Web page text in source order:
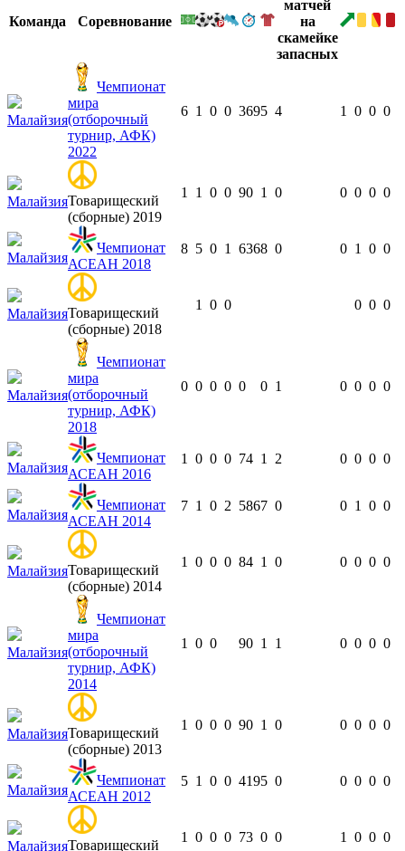
Команда Соревнование
Малайзия
Чемпионат
мира
(отборочный
турнир, АФК)
2022
6 1 0 0 3695 4 1 0 0 0
МалайзияТоварищеский
(сборные) 2019
1 1 0 0 90 1 0 0 0 0 0
Малайзия
Чемпионат
АСЕАН 2018
8 5 0 1 6368 0 0 1 0 0
МалайзияТоварищеский
(сборные) 2018
1 0 0 0 0 0
Малайзия
Чемпионат
мира
(отборочный
турнир, АФК)
2018
0 0 0 0 0 0 1 0 0 0 0
Малайзия
Чемпионат
АСЕАН 2016
1 0 0 0 74 1 2 0 0 0 0
Малайзия
Чемпионат
АСЕАН 2014
7 1 0 2 5867 0 0 1 0 0
МалайзияТоварищеский
(сборные) 2014
1 0 0 0 84 1 0 0 0 0 0
Малайзия
Чемпионат
мира
(отборочный
турнир, АФК)
2014
1 0 0 90 1 1 0 0 0 0
МалайзияТоварищеский
(сборные) 2013
1 0 0 0 90 1 0 0 0 0 0
Малайзия
Чемпионат
АСЕАН 2012
5 1 0 0 4195 0 0 0 0 0
МалайзияТоварищеский
1 0 0 0 73 0 0 1 0 0 0